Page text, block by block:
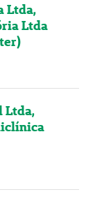
Ltda,
Ltda
Ltda,